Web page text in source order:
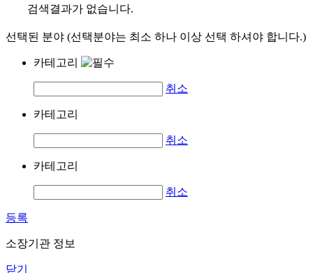
검색결과가 없습니다.
선택된 분야 (선택분야는 최소 하나 이상 선택 하셔야 합니다.)
카테고리
취소
카테고리
취소
카테고리
취소
등록
소장기관 정보
닫기